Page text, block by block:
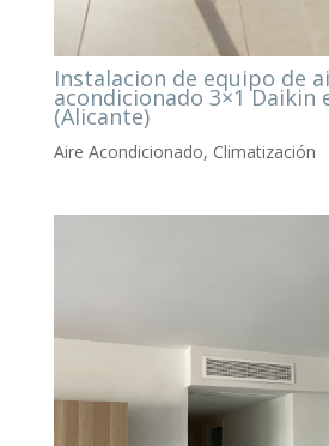
Instalacion de equipo de
acondicionado 3×1 Daikin
(Alicante)
Aire Acondicionado, Climatización